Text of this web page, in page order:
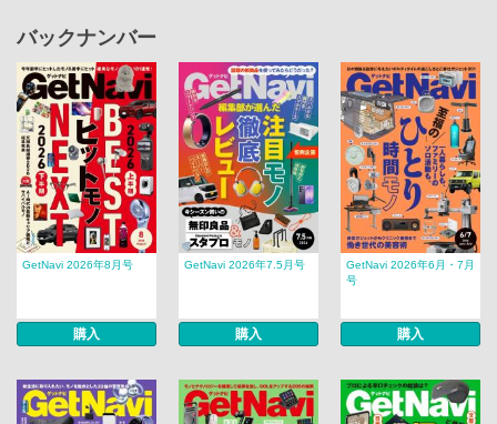
バックナンバー
GetNavi 2026年8月号
購入
GetNavi 2026年7.5月号
購入
GetNavi 2026年6月・7月
号
購入